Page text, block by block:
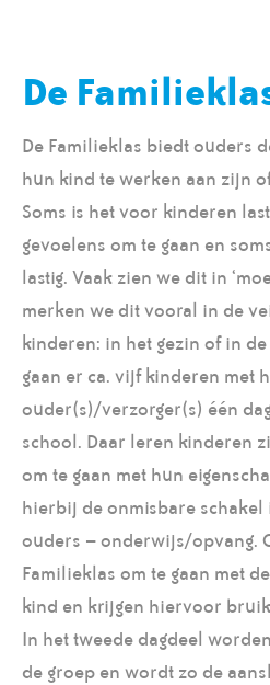
De
De Familieklas biedt ouders
hun kind te werken aan zijn
Soms is het voor kinderen
gevoelens om te gaan en
lastig. Vaak zien we dit in
merken we dit vooral in de
kinderen: in het gezin of in
gaan er ca. vijf kinderen met
ouder(s)/verzorger(s) één
school. Daar leren kinderen
om te gaan met hun
hierbij de onmisbare
ouders – onderwijs/opvang.
Familieklas om te gaan met
kind en krijgen hiervoor
In het tweede dagdeel
de groep en wordt zo de